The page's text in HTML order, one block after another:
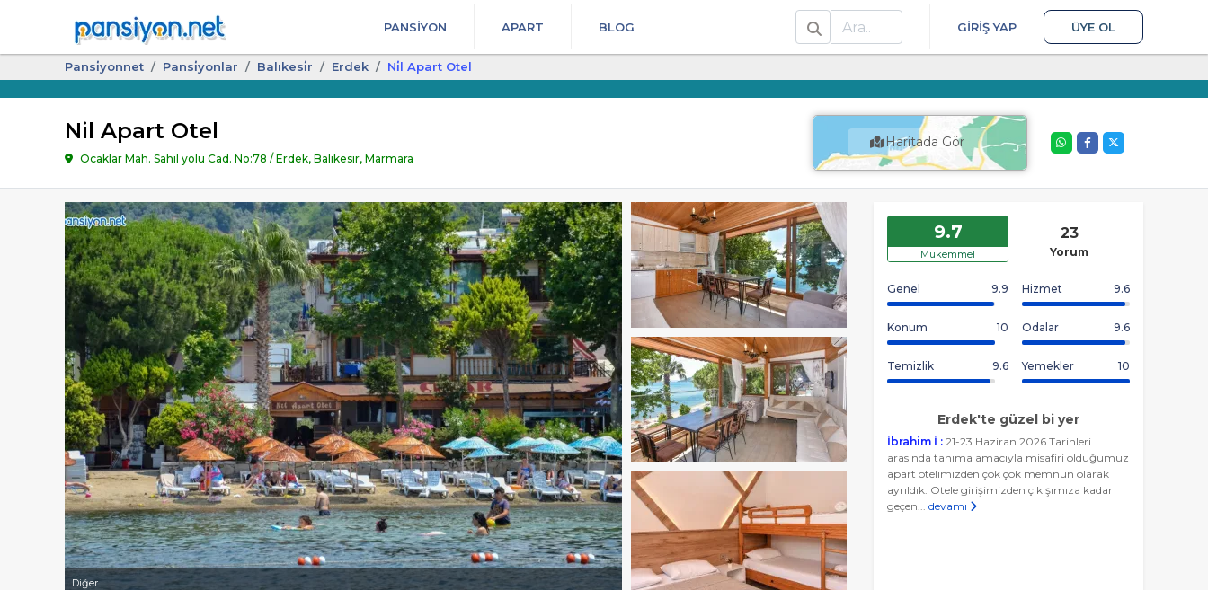
PANSIYON APART BLOG
Ara
GIRIŞ YAP ÜYE OL
Pansi̇yonnet Pansi̇yonlar Balıkesi̇r Erdek Ni̇l Apart Otel
Nil Apart Otel
Ocaklar Mah. Sahil yolu Cad. No:78 / Erdek, Balıkesir, Marmara
Haritada Gör
Diğer
9.7
Mükemmel
23
Yorum
Genel 9.9 Hizmet 9.6
Konum 10 Odalar 9.6
Temizlik 9.6 Yemekler 10
Erdek'te güzel bi yer
İbrahim İ : 21-23 Haziran 2026 Tarihleri
arasında tanıma amacıyla misafiri olduğumuz
apart otelimizden çok çok memnun olarak
ayrıldık. Otele girişimizden çıkışımıza kadar
geçen... devamı